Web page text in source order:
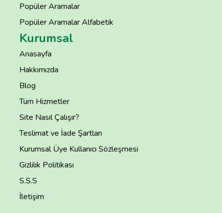
Popüler Aramalar
Popüler Aramalar Alfabetik
Kurumsal
Anasayfa
Hakkımızda
Blog
Tüm Hizmetler
Site Nasıl Çalışır?
Teslimat ve İade Şartları
Kurumsal Üye Kullanıcı Sözleşmesi
Gizlilik Politikası
S.S.S
İletişim